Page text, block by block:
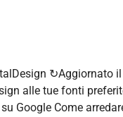
↻Aggiornato
alle tue fonti
Google Come